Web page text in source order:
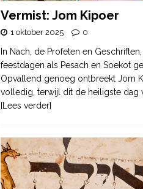
Vermist: Jom Kipoer
1 oktober 2025 0
In Nach, de Profeten en
feestdagen als Pesach en Soekot
Opvallend genoeg ontbreekt Jom
volledig, terwijl dit de heiligste dag
[Lees verder]